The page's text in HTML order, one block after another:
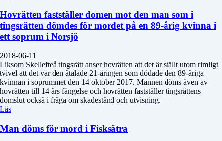
Hovrätten fastställer domen mot den man som i
tingsrätten dömdes för mordet på en 89-årig kvinna i
ett soprum i Norsjö
2018-06-11
Liksom Skellefteå tingsrätt anser hovrätten att det är ställt utom rimligt
tvivel att det var den åtalade 21-åringen som dödade den 89-åriga
kvinnan i soprummet den 14 oktober 2017. Mannen döms även av
hovrätten till 14 års fängelse och hovrätten fastställer tingsrättens
domslut också i fråga om skadestånd och utvisning.
Läs
Man döms för mord i Fisksätra